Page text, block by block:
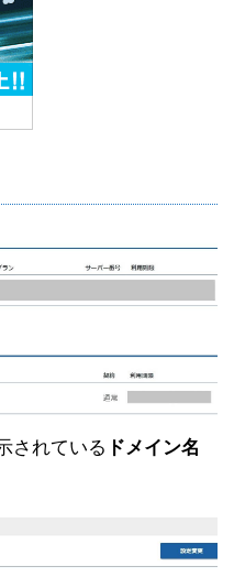
されている ドメイン名